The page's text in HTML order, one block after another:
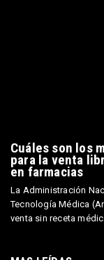
Cuáles son los
para la venta
en farmacias
La Administración
Tecnología Médica
venta sin receta